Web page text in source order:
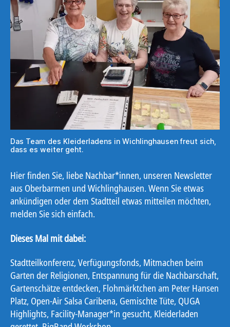
Das Team des Kleiderladens in Wichlinghausen freut sich,
dass es weiter geht.
Hier finden Sie, liebe Nachbar*innen, unseren Newsletter
aus Oberbarmen und Wichlinghausen. Wenn Sie etwas
ankündigen oder dem Stadtteil etwas mitteilen möchten,
melden Sie sich einfach.
Dieses Mal mit dabei:
Stadtteilkonferenz, Verfügungsfonds, Mitmachen beim
Garten der Religionen, Entspannung für die Nachbarschaft,
Gartenschätze entdecken, Flohmärktchen am Peter Hansen
Platz, Open-Air Salsa Caribena, Gemischte Tüte, QUGA
Highlights, Facility-Manager*in gesucht, Kleiderladen